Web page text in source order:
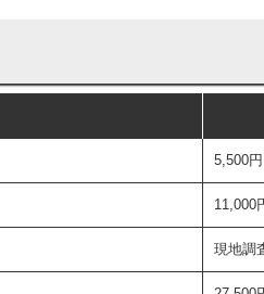
5,500円
11,000
現地調